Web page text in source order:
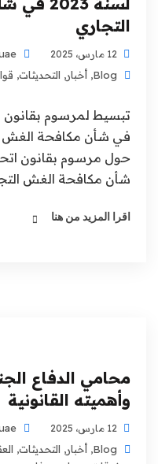
التجاري
Blog
, أخبار, التحديثات,
في شأن مكافحة الغش
شأن مكافحة الغش
اقرا المزيد من هنا
محامي الدفاع
وأهميته القانونية
Blog
, أخبار, التحديثات,